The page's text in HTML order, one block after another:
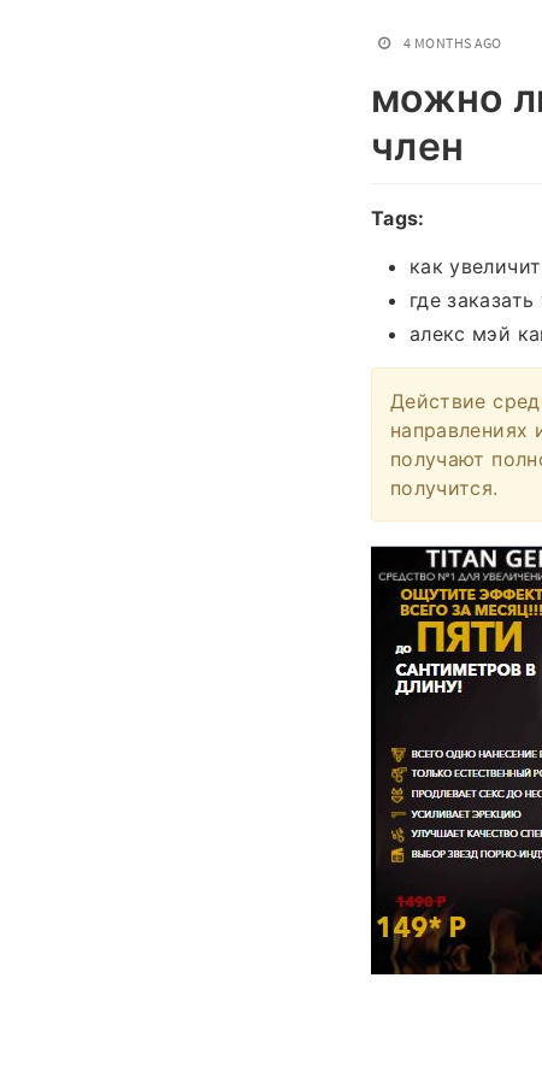
4 MONTHS AGO
можно
член
Tags:
как
где
алекс мэй
Действие
получают
получится.